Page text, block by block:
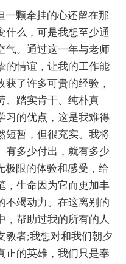
颗牵挂的心还留在那
什么，可是我想至少通
气。通过这一年与老师
的情谊，让我的工作能
了许多可贵的经验，
、踏实肯干、纯朴真
的优点，这是我难得
短暂，但很充实。我将
有多少付出，就有多少
极限的体验和感受，给
，生命因为它而更加丰
不竭动力。在这离别的
，帮助过我的所有的人
教者;我想对和我们朝夕
正的英雄，我们只是奉